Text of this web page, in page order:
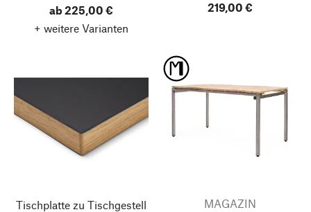
ab 225,00 €
+ weitere Varianten
219,00 €
Tischplatte zu Tischgestell
MAGAZIN